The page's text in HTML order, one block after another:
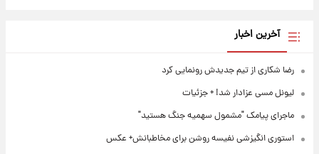
آخرین اخبار
رضا شکاری از تیم جدیدش رونمایی کرد
لیونل مسی عزادار شد! + جزئیات
ماجرای پیامک "مشمول سهمیه جنگ هستید"
استوری انگیزشی نفیسه روشن برای مخاطبانش+ عکس